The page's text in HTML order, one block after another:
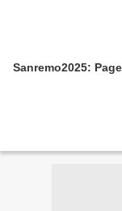
Sanremo2025: